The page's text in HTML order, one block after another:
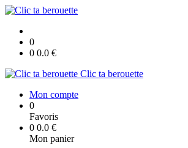
0
0 0.0 €
Clic ta berouette
Mon compte
0
Favoris
0 0.0 €
Mon panier